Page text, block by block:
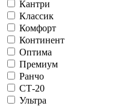
Кантри
Классик
Комфорт
Континент
Оптима
Премиум
Ранчо
СТ-20
Ультра